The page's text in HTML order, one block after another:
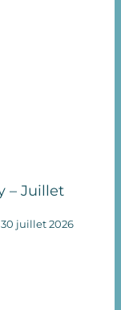
– Juillet
30 juillet 2026